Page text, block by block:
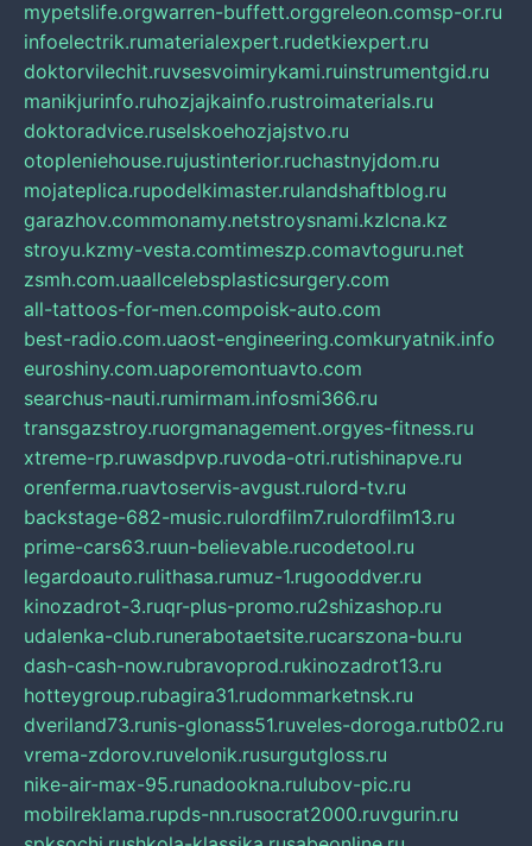
mypetslife.orgwarren-buffett.orggreleon.comsp-or.ru
infoelectrik.rumaterialexpert.rudetkiexpert.ru
doktorvilechit.ruvsesvoimirykami.ruinstrumentgid.ru
manikjurinfo.ruhozjajkainfo.rustroimaterials.ru
doktoradvice.ruselskoehozjajstvo.ru
otopleniehouse.rujustinterior.ruchastnyjdom.ru
mojateplica.rupodelkimaster.rulandshaftblog.ru
garazhov.commonamy.netstroysnami.kzlcna.kz
stroyu.kzmy-vesta.comtimeszp.comavtoguru.net
zsmh.com.uaallcelebsplasticsurgery.com
all-tattoos-for-men.compoisk-auto.com
best-radio.com.uaost-engineering.comkuryatnik.info
euroshiny.com.uaporemontuavto.com
searchus-nauti.rumirmam.infosmi366.ru
transgazstroy.ruorgmanagement.orgyes-fitness.ru
xtreme-rp.ruwasdpvp.ruvoda-otri.rutishinapve.ru
orenferma.ruavtoservis-avgust.rulord-tv.ru
backstage-682-music.rulordfilm7.rulordfilm13.ru
prime-cars63.ruun-believable.rucodetool.ru
legardoauto.rulithasa.rumuz-1.rugooddver.ru
kinozadrot-3.ruqr-plus-promo.ru2shizashop.ru
udalenka-club.runerabotaetsite.rucarszona-bu.ru
dash-cash-now.rubravoprod.rukinozadrot13.ru
hotteygroup.rubagira31.rudommarketnsk.ru
dveriland73.runis-glonass51.ruveles-doroga.rutb02.ru
vrema-zdorov.ruvelonik.rusurgutgloss.ru
nike-air-max-95.runadookna.rulubov-pic.ru
mobilreklama.rupds-nn.rusocrat2000.ruvgurin.ru